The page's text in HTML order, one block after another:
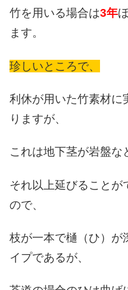
竹を用いる場合は3年
ます。
珍しいところで、
利休が用いた竹素材に
りますが、
これは地下茎が岩盤な
それ以上延びることが
ので、
枝が一本で樋（ひ）が
イプであるが、